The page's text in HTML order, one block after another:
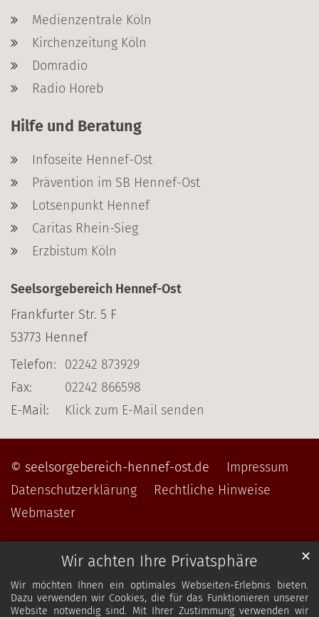
Wir achten Ihre Privatsphäre
Wir möchten Ihnen ein optimales Webseiten-Erlebnis bieten.
Dazu verwenden wir Cookies, die für das Funktionieren unserer
Website notwendig sind. Mit Ihrer Zustimmung verwenden wir
✕
Medienzentrale Köln
Kirchenzeitung Köln
Domradio
Radio Horeb
Hilfe und Beratung
Infoseite Hennef-Ost
Prävention im SB Hennef-Ost
Lotsenpunkt Hennef
Caritas Rhein-Sieg
Erzbistum Köln
Seelsorgebereich Hennef-Ost
Frankfurter Str. 5 F
53773 Hennef
Telefon:
02242 873929
Fax:
02242 866598
E-Mail:
Klick zum E-Mail senden
© seelsorgebereich-hennef-ost.de
Impressum
Datenschutzerklärung
Rechtliche Hinweise
Webmaster